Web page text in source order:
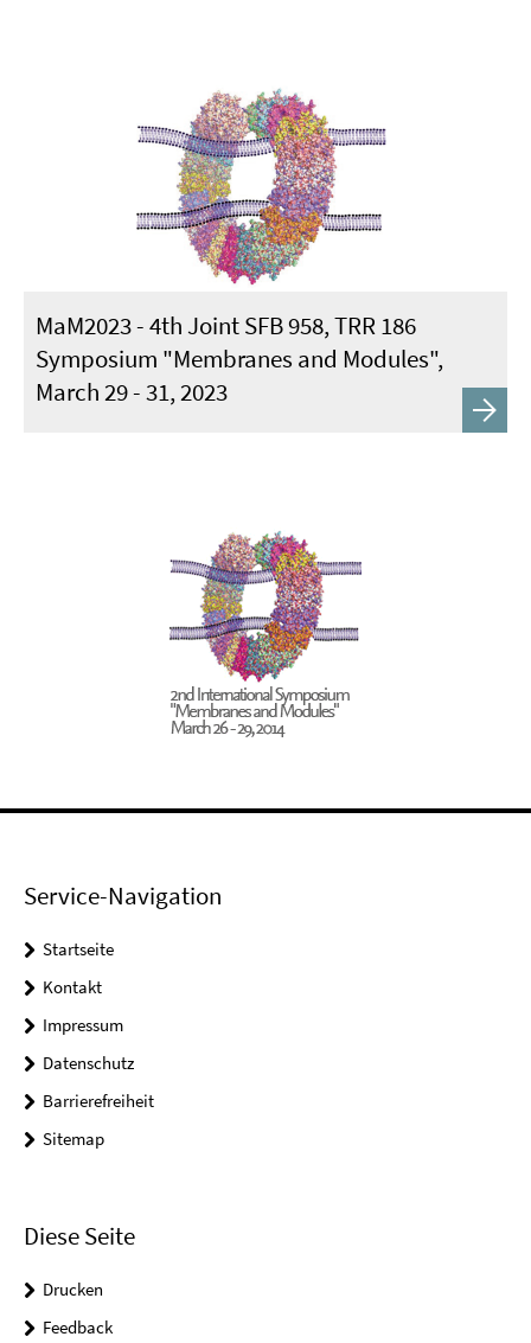
MaM2023 - 4th Joint SFB 958, TRR 186
Symposium "Membranes and Modules",
March 29 - 31, 2023
Service-Navigation
Startseite
Kontakt
Impressum
Datenschutz
Barrierefreiheit
Sitemap
Diese Seite
Drucken
Feedback